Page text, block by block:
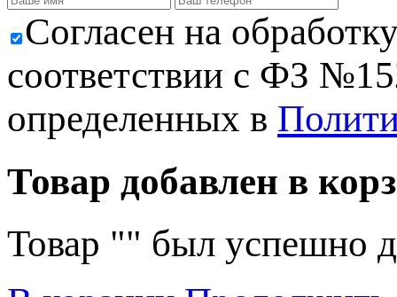
Cогласен на
соответствии с ФЗ
определенных в
Товар добавлен в
Товар "" был успешно